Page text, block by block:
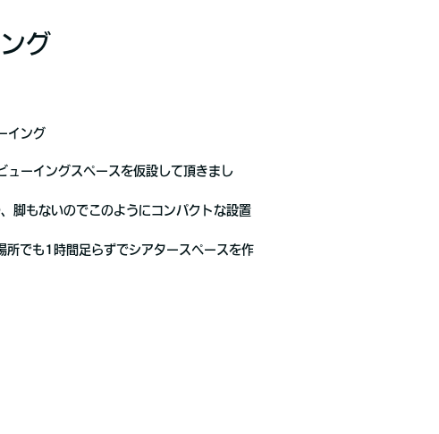
グ
イング
ューイングスペースを仮設して頂きまし
脚もないのでこのようにコンパクトな設置
でも1時間足らずでシアタースペースを作